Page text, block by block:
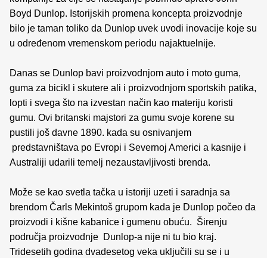
Boyd Dunlop. Istorijskih promena koncepta proizvodnje
bilo je taman toliko da Dunlop uvek uvodi inovacije koje su
u određenom vremenskom periodu najaktuelnije.
Danas se Dunlop bavi proizvodnjom auto i moto guma,
guma za bicikl i skutere ali i proizvodnjom sportskih patika,
lopti i svega što na izvestan način kao materiju koristi
gumu. Ovi britanski majstori za gumu svoje korene su
pustili još davne 1890. kada su osnivanjem
predstavništava po Evropi i Severnoj Americi a kasnije i
Australiji udarili temelj nezaustavljivosti brenda.
Može se kao svetla tačka u istoriji uzeti i saradnja sa
brendom Čarls Mekintoš grupom kada je Dunlop počeo da
proizvodi i kišne kabanice i gumenu obuću. Širenju
područja proizvodnje Dunlop-a nije ni tu bio kraj.
Tridesetih godina dvadesetog veka uključili su se i u